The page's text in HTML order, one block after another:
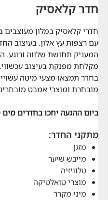
חדר קלאסיק
חדרי קלאסיק במלון מעוצבים
עם רצפות עץ אלון. בעיצוב
המעניק תחושת שלווה ורוגע.
מקלחת מפנקת בעיצוב עכשווי.
מובחרת ומוצרי אמבט
ביום ההגעה יחכו בחדרים מים
מתקני החדר:
מזגן
מייבש שיער
טלוויזיה
מוצרי טואלטיקה
מיני מקרר